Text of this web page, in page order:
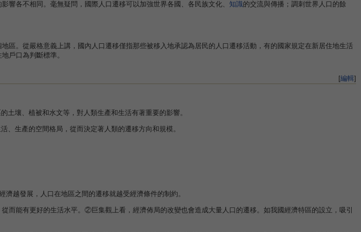
響各不相同。毫無疑問，國際人口遷移可以加強世界各國、各民族文化、 知識的交流與傳播；調刺世界人口的餘
。從嚴格意義上講，國內人口遷移僅指那些被移入地承認為居民的人口遷移活動，有的國家規定在新居住地生活
戶口為判斷標準。
[編輯]
壤、植被和水文等，對人類生產和生活有著重要的影響。
生產的空間格局，從而決定著人類的遷移方向和規模。
越發展，人口在地區之間的遷移就越受經濟條件的制約。
能有更好的生活水平。②巨集觀上看，經濟佈局的改變也會造成大量人口的遷移。如我國經濟特區的設立，吸引